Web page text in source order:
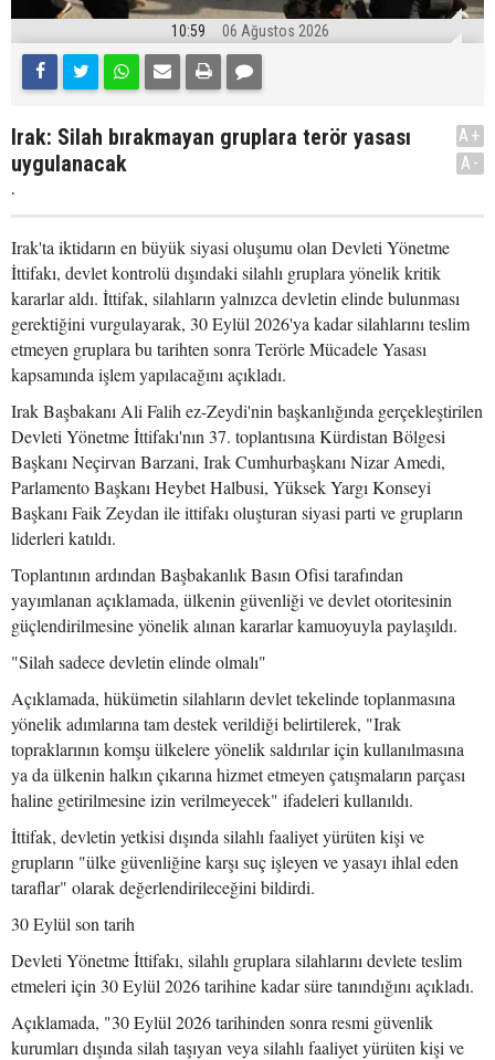
10:59 06 Ağustos 2026
Irak: Silah bırakmayan gruplara terör yasası
uygulanacak
.
A+
A-
Irak'ta iktidarın en büyük siyasi oluşumu olan Devleti Yönetme
İttifakı, devlet kontrolü dışındaki silahlı gruplara yönelik kritik
kararlar aldı. İttifak, silahların yalnızca devletin elinde bulunması
gerektiğini vurgulayarak, 30 Eylül 2026'ya kadar silahlarını teslim
etmeyen gruplara bu tarihten sonra Terörle Mücadele Yasası
kapsamında işlem yapılacağını açıkladı.
Irak Başbakanı Ali Falih ez-Zeydi'nin başkanlığında gerçekleştirilen
Devleti Yönetme İttifakı'nın 37. toplantısına Kürdistan Bölgesi
Başkanı Neçirvan Barzani, Irak Cumhurbaşkanı Nizar Amedi,
Parlamento Başkanı Heybet Halbusi, Yüksek Yargı Konseyi
Başkanı Faik Zeydan ile ittifakı oluşturan siyasi parti ve grupların
liderleri katıldı.
Toplantının ardından Başbakanlık Basın Ofisi tarafından
yayımlanan açıklamada, ülkenin güvenliği ve devlet otoritesinin
güçlendirilmesine yönelik alınan kararlar kamuoyuyla paylaşıldı.
"Silah sadece devletin elinde olmalı"
Açıklamada, hükümetin silahların devlet tekelinde toplanmasına
yönelik adımlarına tam destek verildiği belirtilerek, "Irak
topraklarının komşu ülkelere yönelik saldırılar için kullanılmasına
ya da ülkenin halkın çıkarına hizmet etmeyen çatışmaların parçası
haline getirilmesine izin verilmeyecek" ifadeleri kullanıldı.
İttifak, devletin yetkisi dışında silahlı faaliyet yürüten kişi ve
grupların "ülke güvenliğine karşı suç işleyen ve yasayı ihlal eden
taraflar" olarak değerlendirileceğini bildirdi.
30 Eylül son tarih
Devleti Yönetme İttifakı, silahlı gruplara silahlarını devlete teslim
etmeleri için 30 Eylül 2026 tarihine kadar süre tanındığını açıkladı.
Açıklamada, "30 Eylül 2026 tarihinden sonra resmi güvenlik
kurumları dışında silah taşıyan veya silahlı faaliyet yürüten kişi ve